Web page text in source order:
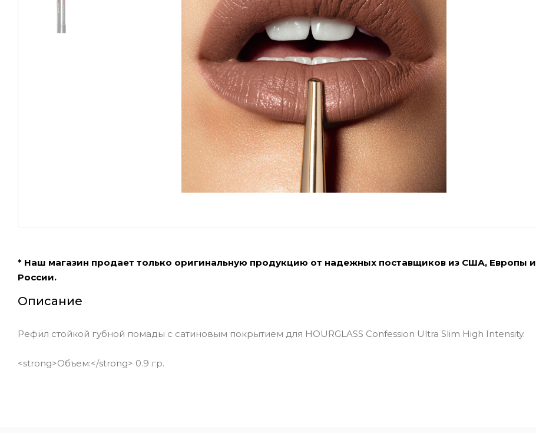
* Наш магазин продает только оригинальную продукцию от надежных поставщиков из США, Европы и
России.
Описание
Рефил стойкой губной помады с сатиновым покрытием для HOURGLASS Confession Ultra Slim High Intensity.
<strong>Объем:</strong> 0.9 гр.